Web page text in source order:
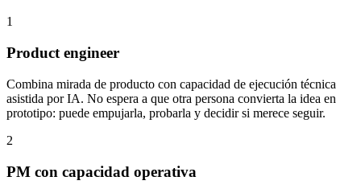
1
Product engineer
Combina mirada de producto con capacidad de ejecución técnica
asistida por IA. No espera a que otra persona convierta la idea en
prototipo: puede empujarla, probarla y decidir si merece seguir.
2
PM con capacidad operativa